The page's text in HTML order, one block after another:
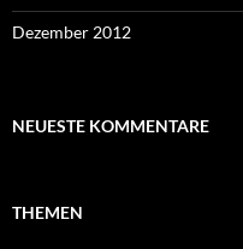
Dezember 2012
NEUESTE KOMMENTARE
THEMEN